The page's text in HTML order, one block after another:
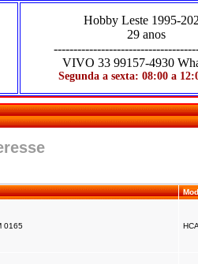
Hobby Leste 1995-
29 anos
VIVO 33 99157-4930
Segunda a sexta: 08:00 a
0165